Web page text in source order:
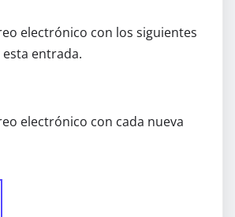
electrónico con los siguientes
entrada.
electrónico con cada nueva